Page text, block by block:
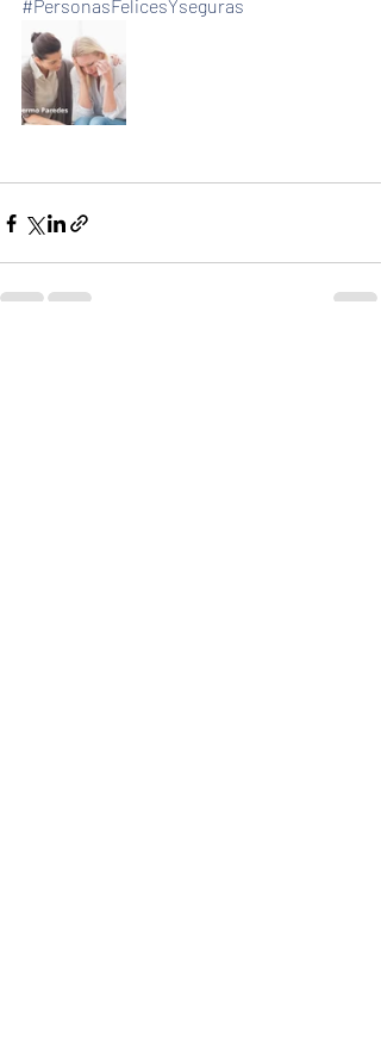
#PersonasFelicesYseguras